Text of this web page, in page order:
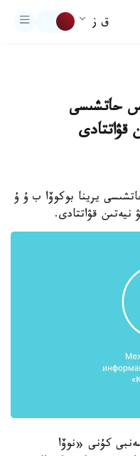
ق ز
حاتشىسى
قۋاتتادى
يرينا بوكوۆا ب ۇ ۇ
نيەتىن قۋاتتادى.
كۇنى «نوۆا